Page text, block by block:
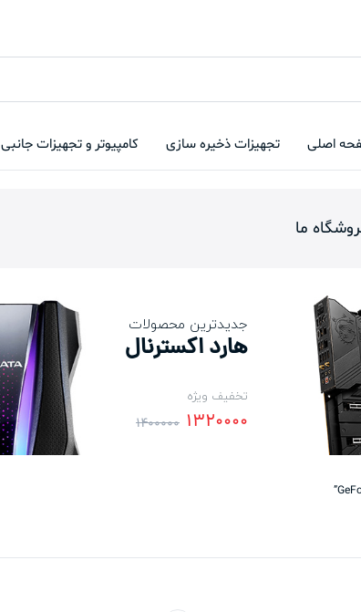
اصلی تجهیزات ذخیره سازی کامپیوتر و تجهیزات جانبی
ما
جدیدترین محصولات
هارد اکسترنال
تخفیف ویژه
1400000 1320000